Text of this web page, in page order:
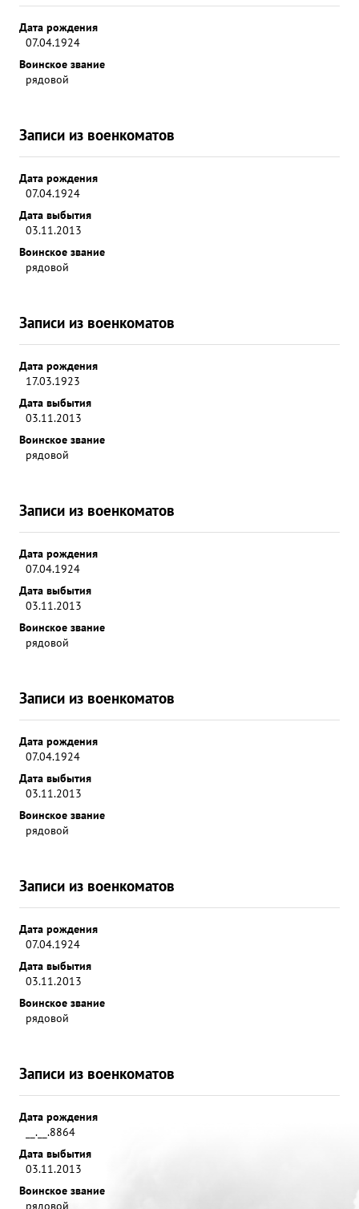
Дата рождения
07.04.1924
Воинское звание
рядовой
Записи из военкоматов
Дата рождения
07.04.1924
Дата выбытия
03.11.2013
Воинское звание
рядовой
Записи из военкоматов
Дата рождения
17.03.1923
Дата выбытия
03.11.2013
Воинское звание
рядовой
Записи из военкоматов
Дата рождения
07.04.1924
Дата выбытия
03.11.2013
Воинское звание
рядовой
Записи из военкоматов
Дата рождения
07.04.1924
Дата выбытия
03.11.2013
Воинское звание
рядовой
Записи из военкоматов
Дата рождения
07.04.1924
Дата выбытия
03.11.2013
Воинское звание
рядовой
Записи из военкоматов
Дата рождения
__.__.8864
Дата выбытия
03.11.2013
Воинское звание
рядовой